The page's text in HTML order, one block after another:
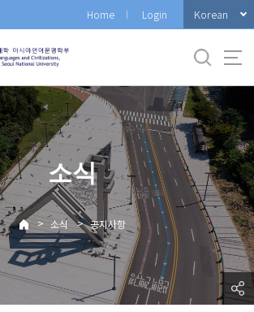
Home Login Korean
소식
> 소식 > 공지사항